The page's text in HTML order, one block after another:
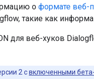
о формате веб-
такие как
для веб-хуков
2 свключенными